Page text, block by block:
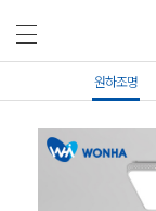
원하조명